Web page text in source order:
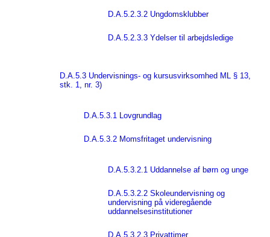
D.A.5.2.3.2 Ungdomsklubber
D.A.5.2.3.3 Ydelser til arbejdsledige
D.A.5.3 Undervisnings- og kursusvirksomhed ML § 13,
stk. 1, nr. 3)
D.A.5.3.1 Lovgrundlag
D.A.5.3.2 Momsfritaget undervisning
D.A.5.3.2.1 Uddannelse af børn og unge
D.A.5.3.2.2 Skoleundervisning og
undervisning på videregående
uddannelsesinstitutioner
D.A.5.3.2.3 Privattimer